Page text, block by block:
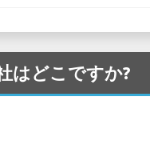
はどこですか?